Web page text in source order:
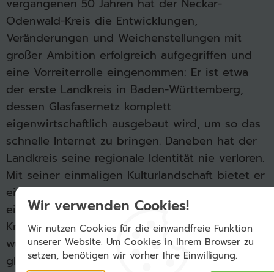
Wir verwenden Cookies!
Wir nutzen Cookies für die einwandfreie Funktion
unserer Website. Um Cookies in Ihrem Browser zu
setzen, benötigen wir vorher Ihre Einwilligung.
vergangenen 50 Jahren hat der Neckar-
Odenwald-Kreis die Entwicklungen,
Veränderungen und Weichenstellungen mit
großer Ambition erfolgreich aufgegriffen und
eine Vorreiterrolle eingenommen: Er ist etwa
der erste Landkreis in Baden-Württemberg,
dessen Glasfasernetz komplett
eigenwirtschaftlich ausgebaut wird, um so das
schnelle Internet zu bringen. Daneben hat der
Landkreis seine regionale Identität nie verloren.
Mit seiner einmaligen Kulturlandschaft bietet er
eine lebens- und liebenswerte Heimat. Das ist
ein Grund zu feiern! Dem Neckar-Odenwald-
Kreis und allen Bürgerinnen und Bürgern
wünsche ich alles Gute, Gottes Segen und eine
glückliche Zukunft.“